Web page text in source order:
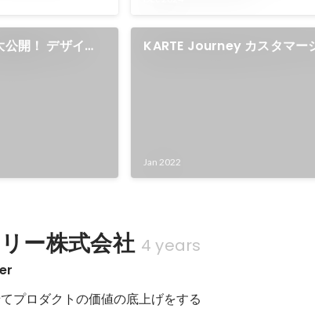
開！ デザイナ
KARTE Journey カスタマー
Jan 2022
ー株式会社 4 years
プロダクトの価値の底上げをする